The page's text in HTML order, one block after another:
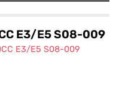
E3/E5 S08-009